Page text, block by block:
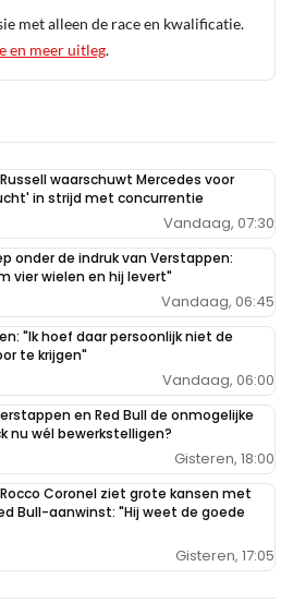
de start van het nieuwe seizoen,
weer de gematigde verhalen,
evolutie van huidige auto. Denk
de gok nemen door met iets nieuws
zeker geen "revolutionaire RB16"
Ferrari, iets vinden wat op het
:-). Maar hopelijk wel een hele
15:08
ze weten wat er aan de achterkant
100% maar dat konden ze niet
huidige chassis dat heb ik eens
en de nieuwe motor met meer
het chassis ook aanpassen +
met alleen de race en kwalificatie.
en meer uitleg.
Russell waarschuwt Mercedes voor
in strijd met concurrentie
Vandaag, 07:30
onder de indruk van Verstappen:
vier wielen en hij levert"
Vandaag, 06:45
"Ik hoef daar persoonlijk niet de
te krijgen"
Vandaag, 06:00
en Red Bull de onmogelijke
nu wél bewerkstelligen?
Gisteren, 18:00
Rocco Coronel ziet grote kansen met
Bull-aanwinst: "Hij weet de goede
Gisteren, 17:05